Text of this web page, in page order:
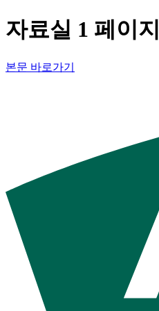
자료실 1 페이지
본문 바로가기